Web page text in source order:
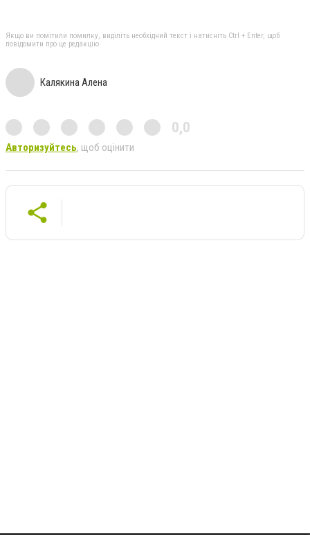
Якщо ви помітили помилку, виділіть необхідний текст і натисніть Ctrl + Enter, щоб
повідомити про це редакцію
Калякина Алена
0,0
Авторизуйтесь, щоб оцінити